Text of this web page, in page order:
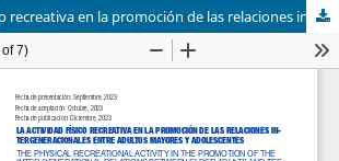
La actividad físico recreativa en la promoción de las relaciones intergeneracionales entre adultos mayores y adolescentes